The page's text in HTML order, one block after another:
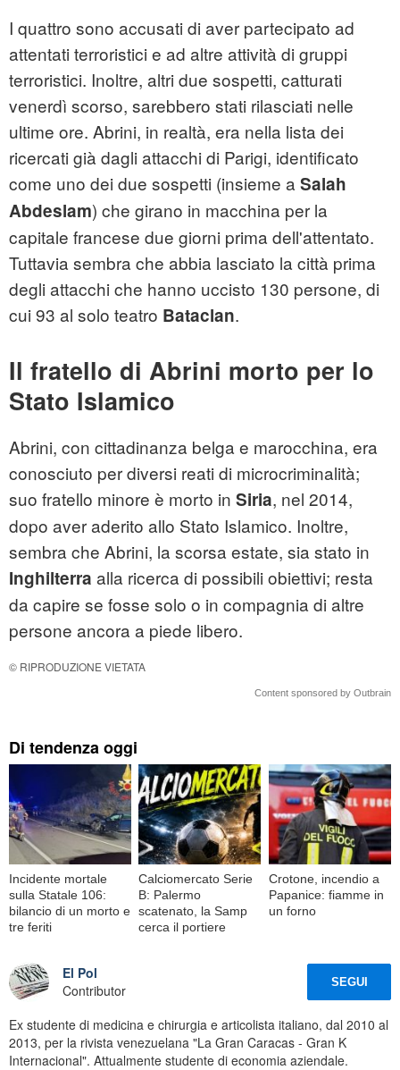
I quattro sono accusati di aver partecipato ad
attentati terroristici e ad altre attività di gruppi
terroristici. Inoltre, altri due sospetti, catturati
venerdì scorso, sarebbero stati rilasciati nelle
ultime ore. Abrini, in realtà, era nella lista dei
ricercati già dagli attacchi di Parigi, identificato
come uno dei due sospetti (insieme a Salah
Abdeslam) che girano in macchina per la
capitale francese due giorni prima dell'attentato.
Tuttavia sembra che abbia lasciato la città prima
degli attacchi che hanno uccisto 130 persone, di
cui 93 al solo teatro Bataclan.
Il fratello di Abrini morto per lo
Stato Islamico
Abrini, con cittadinanza belga e marocchina, era
conosciuto per diversi reati di microcriminalità;
suo fratello minore è morto in Siria, nel 2014,
dopo aver aderito allo Stato Islamico. Inoltre,
sembra che Abrini, la scorsa estate, sia stato in
Inghilterra alla ricerca di possibili obiettivi; resta
da capire se fosse solo o in compagnia di altre
persone ancora a piede libero.
© RIPRODUZIONE VIETATA
Content sponsored by Outbrain
Di tendenza oggi
Incidente mortale
sulla Statale 106:
bilancio di un morto e
tre feriti
Calciomercato Serie
B: Palermo
scatenato, la Samp
cerca il portiere
Crotone, incendio a
Papanice: fiamme in
un forno
El Pol
Contributor
SEGUI
Ex studente di medicina e chirurgia e articolista italiano, dal 2010 al
2013, per la rivista venezuelana "La Gran Caracas - Gran K
Internacional". Attualmente studente di economia aziendale.